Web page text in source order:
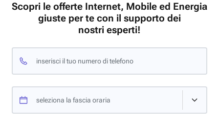
Scopri le offerte Internet, Mobile ed Energia
giuste per te con il supporto dei
nostri esperti!
inserisci il tuo numero di telefono
seleziona la fascia oraria